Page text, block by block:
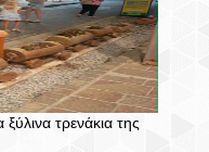
τρενάκια της